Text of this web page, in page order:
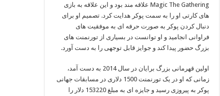
Magic The Gathering علاقه‌ مند بود و این علاقه به بازی‌
های کارتی او را به سمت پوکر هدایت کرد. تصمیم او برای
دنبال کردن پوکر به صورت حرفه‌ ای به موفقیت‌ های
فراوانی انجامید و او توانست در بسیاری از تورنمنت‌ های
بزرگ حضور پیدا کند و جوایز قابل توجهی را به دست آورد.
اولین قهرمانی بزرگ برایان در سال 2014 به دست آمد،
زمانی که او در یک تورنمنت 1500 دلاری در مسابقات جهانی
پوکر به پیروزی رسید و جایزه‌ ای به مبلغ 153220 دلار را